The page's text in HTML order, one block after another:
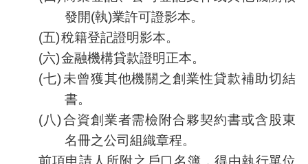
發開(執)業許可證影本。
(五)稅籍登記證明影本。
(六)金融機構貸款證明正本。
(七) 未曾獲其他機關之創業性貸款補助切結
書。
(八)合資創業者需檢附合夥契約書或含股東
名冊之公司組織章程。
前項申請人所附之戶口名簿，得由執行單位